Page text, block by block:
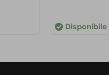
Disponibile